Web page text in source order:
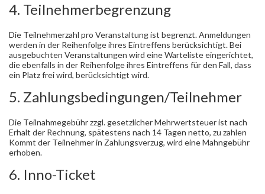
4. Teilnehmerbegrenzung
Die Teilnehmerzahl pro Veranstaltung ist begrenzt. Anmeldungen
werden in der Reihenfolge ihres Eintreffens berücksichtigt. Bei
ausgebuchten Veranstaltungen wird eine Warteliste eingerichtet,
die ebenfalls in der Reihenfolge ihres Eintreffens für den Fall, dass
ein Platz frei wird, berücksichtigt wird.
5. Zahlungsbedingungen/Teilnehmer
Die Teilnahmegebühr zzgl. gesetzlicher Mehrwertsteuer ist nach
Erhalt der Rechnung, spätestens nach 14 Tagen netto, zu zahlen
Kommt der Teilnehmer in Zahlungsverzug, wird eine Mahngebühr
erhoben.
6. Inno-Ticket